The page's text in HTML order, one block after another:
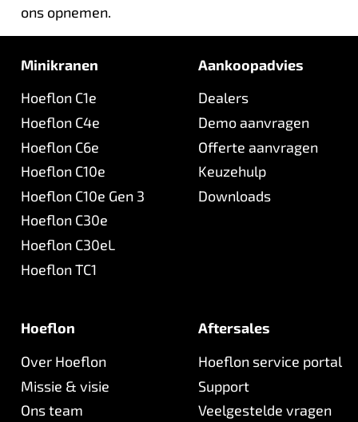
ons opnemen.
Minikranen
Hoeflon C1e
Hoeflon C4e
Hoeflon C6e
Hoeflon C10e
Hoeflon C10e Gen 3
Hoeflon C30e
Hoeflon C30eL
Hoeflon TC1
Aankoopadvies
Dealers
Demo aanvragen
Offerte aanvragen
Keuzehulp
Downloads
Hoeflon
Over Hoeflon
Missie & visie
Ons team
Aftersales
Hoeflon service portal
Support
Veelgestelde vragen